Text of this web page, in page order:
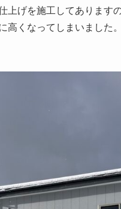
上げを施工してあります
高くなってしまいました